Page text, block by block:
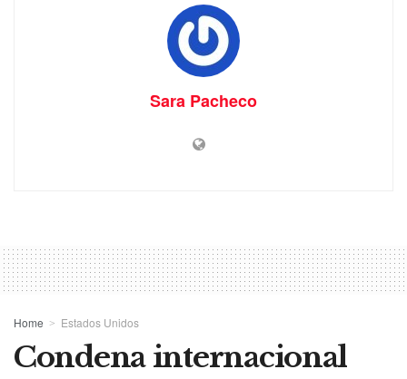
Sara Pacheco
Home Estados Unidos
Condena internacional